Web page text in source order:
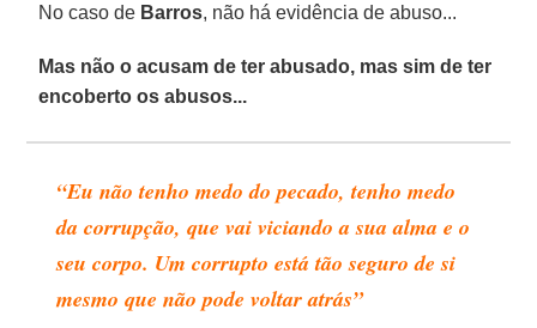
No caso de Barros, não há evidência de abuso...
Mas não o acusam de ter abusado, mas sim de ter
encoberto os abusos...
“Eu não tenho medo do pecado, tenho medo
da corrupção, que vai viciando a sua alma e o
seu corpo. Um corrupto está tão seguro de si
mesmo que não pode voltar atrás”